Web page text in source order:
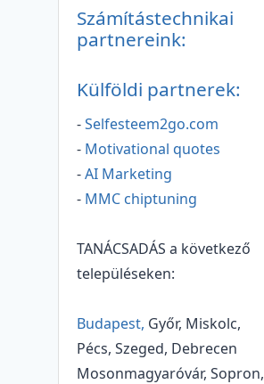
Számítástechnikai
partnereink:
Külföldi partnerek:
-Selfesteem2go.com
- Motivational quotes
-AI Marketing
- MMC chiptuning
TANÁCSADÁS a következő
településeken:
Budapest, Győr, Miskolc,
Pécs, Szeged, Debrecen
Mosonmagyaróvár, Sopron,